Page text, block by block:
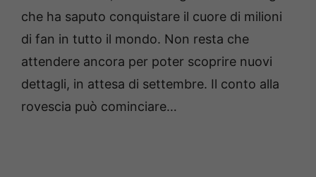
che ha saputo conquistare il cuore di milioni
di fan in tutto il mondo. Non resta che
attendere ancora per poter scoprire nuovi
dettagli, in attesa di settembre. Il conto alla
rovescia può cominciare…